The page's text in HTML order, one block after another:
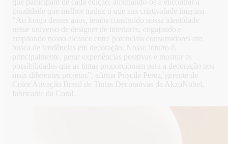
que participam de cada edição, auxiliando-os a encontrar a
tonalidade que melhor traduz o que sua criatividade imagina.
“Ao longo desses anos, temos construído nossa identidade
nesse universo de designer de interiores, engajando e
ampliando nosso alcance entre potenciais consumidores em
busca de tendências em decoração. Nosso intuito é,
principalmente, gerar experiências positivas e mostrar as
possibilidades que as tintas proporcionam para a decoração nos
mais diferentes projetos”, afirma Priscila Perez, gerente de
Color Ativação Brasil de Tintas Decorativas da AkzoNobel,
fabricante da Coral.